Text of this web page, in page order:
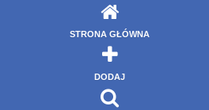
STRONA GŁÓWNA
DODAJ